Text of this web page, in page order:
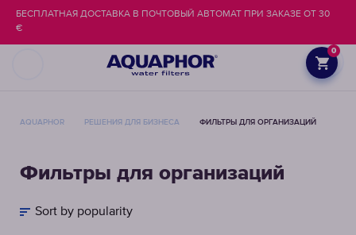
0
БЕСПЛАТНАЯ ДОСТАВКА В ПОЧТОВЫЙ АВТОМАТ ПРИ ЗАКАЗЕ ОТ 30
€
AQUAPHOR РЕШЕНИЯ ДЛЯ БИЗНЕСА ФИЛЬТРЫ ДЛЯ ОРГАНИЗАЦИЙ
Фильтры для организаций
Sort by popularity